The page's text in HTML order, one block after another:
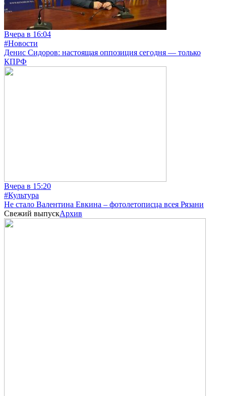
Вчера в 16:04
#Новости
Денис Сидоров: настоящая оппозиция сегодня — только
КПРФ
Вчера в 15:20
#Культура
Не стало Валентина Евкина – фотолетописца всея Рязани
Свежий выпускАрхив